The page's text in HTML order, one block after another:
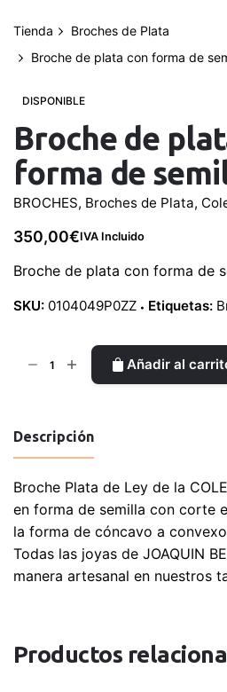
Tienda
Broches de Plata
Broche de plata con forma de
DISPONIBLE
Broche de
forma de
BROCHES, Broches de Plata,
350,00€IVA Incluido
Broche de plata con forma de
SKU: 0104049P0ZZ Etiquetas:
forma
semilla
cantidad
Añadir al
Descripción
Broche Plata de Ley de la
en forma de semilla con corte
la forma de cóncavo a
Todas las joyas de JOAQUIN
manera artesanal en nuestros
Productos